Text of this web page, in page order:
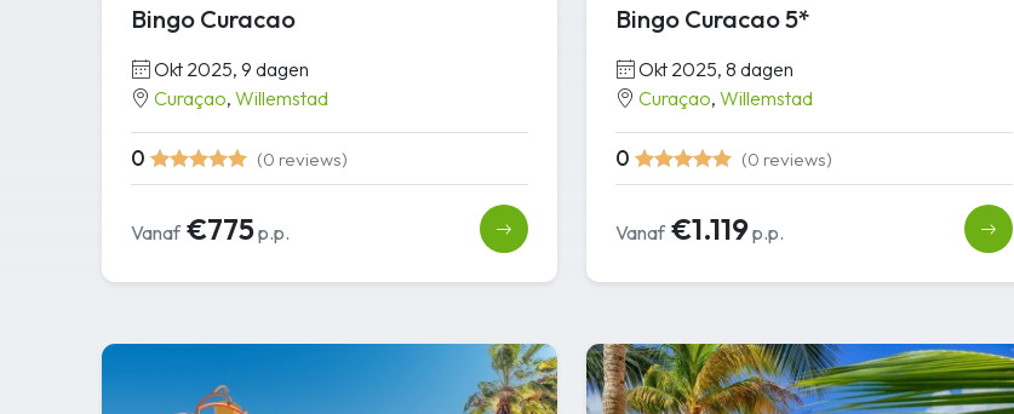
Bingo Curacao
Okt 2025, 9 dagen
Curaçao, Willemstad
0 (0 reviews)
Vanaf€775p.p.
Bingo Curacao 5*
Okt 2025, 8 dagen
Curaçao, Willemstad
0 (0 reviews)
Vanaf€1.119p.p.